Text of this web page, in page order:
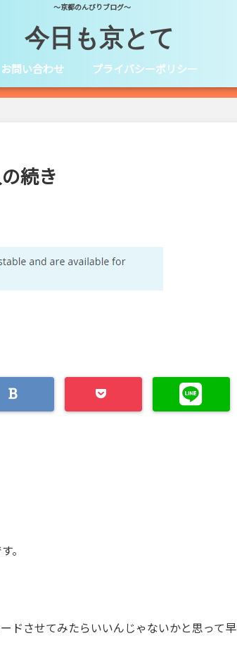
～京都のんびりブログ～
今日も京とて
お問い合わせ プライバシーポリシー
続き
。
ドさせてみたらいいんじゃないかと思って早